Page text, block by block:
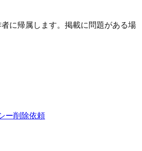
に帰属します。掲載に問題がある場
ー削除依頼